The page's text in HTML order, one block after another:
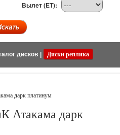
Вылет (ET):
дисков Диски реплика
дарк платинум
Атакама дарк